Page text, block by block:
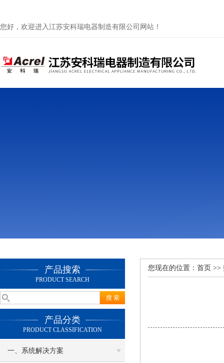
您好，欢迎进入江苏安科瑞电器制造有限公司网站！
产品搜索
PRODUCT SEARCH
产品分类
PRODUCT CLASSIFICATION
一、系统解决方案
您现在的位置： 首页 >>